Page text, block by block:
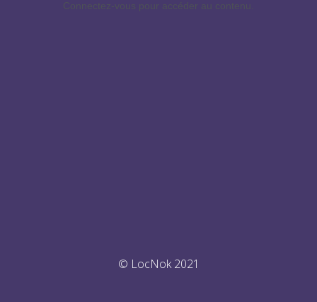
Connectez-vous pour accéder au contenu.
© LocNok 2021